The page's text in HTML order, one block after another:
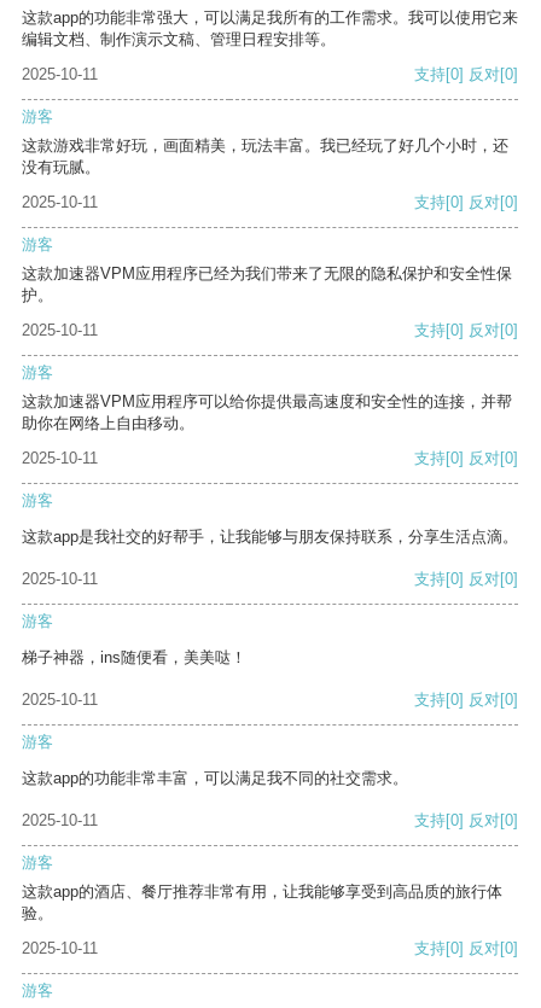
这款app的功能非常强大，可以满足我所有的工作需求。我可以使用它来
编辑文档、制作演示文稿、管理日程安排等。
2025-10-11
支持[0] 反对[0]
游客
这款游戏非常好玩，画面精美，玩法丰富。我已经玩了好几个小时，还
没有玩腻。
2025-10-11
支持[0] 反对[0]
游客
这款加速器VPM应用程序已经为我们带来了无限的隐私保护和安全性保
护。
2025-10-11
支持[0] 反对[0]
游客
这款加速器VPM应用程序可以给你提供最高速度和安全性的连接，并帮
助你在网络上自由移动。
2025-10-11
支持[0] 反对[0]
游客
这款app是我社交的好帮手，让我能够与朋友保持联系，分享生活点滴。
2025-10-11 支持[0] 反对[0]
游客
梯子神器，ins随便看，美美哒！
2025-10-11 支持[0] 反对[0]
游客
这款app的功能非常丰富，可以满足我不同的社交需求。
2025-10-11 支持[0] 反对[0]
游客
这款app的酒店、餐厅推荐非常有用，让我能够享受到高品质的旅行体
验。
2025-10-11
支持[0] 反对[0]
游客